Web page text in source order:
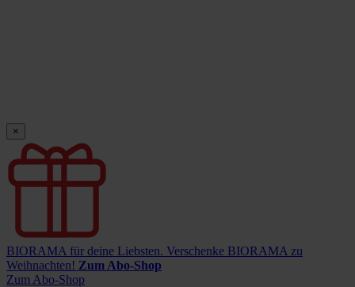
×
BIORAMA für deine Liebsten. Verschenke BIORAMA zu
Weihnachten! Zum Abo-Shop
Zum Abo-Shop